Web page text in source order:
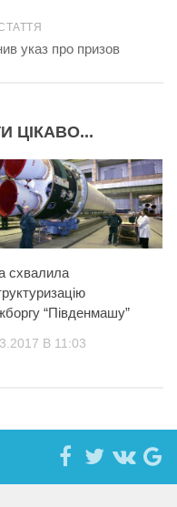
указ про призов
ЦІКАВО...
схвалила
“Південмашу”
В 11:03